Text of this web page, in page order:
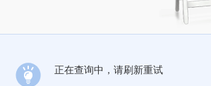
正在查询中，请刷新重试